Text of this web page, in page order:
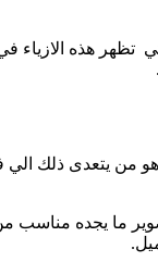
حتي تظهر هذه
هو من يتعدى ذلك
ما يجده